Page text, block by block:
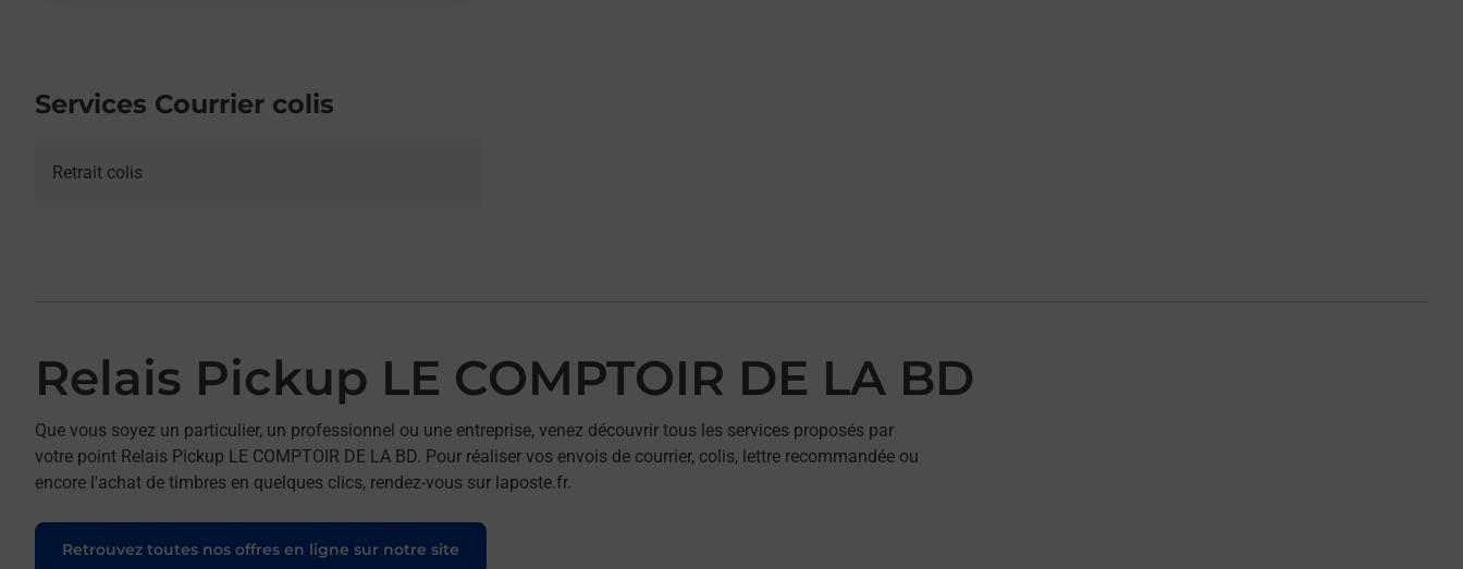
Services Courrier colis
Retrait colis
Relais Pickup LE COMPTOIR DE LA BD
Que vous soyez un particulier, un professionnel ou une entreprise, venez découvrir tous les services proposés par
votre point Relais Pickup LE COMPTOIR DE LA BD. Pour réaliser vos envois de courrier, colis, lettre recommandée ou
encore l'achat de timbres en quelques clics, rendez-vous sur laposte.fr.
Retrouvez toutes nos offres en ligne sur notre site